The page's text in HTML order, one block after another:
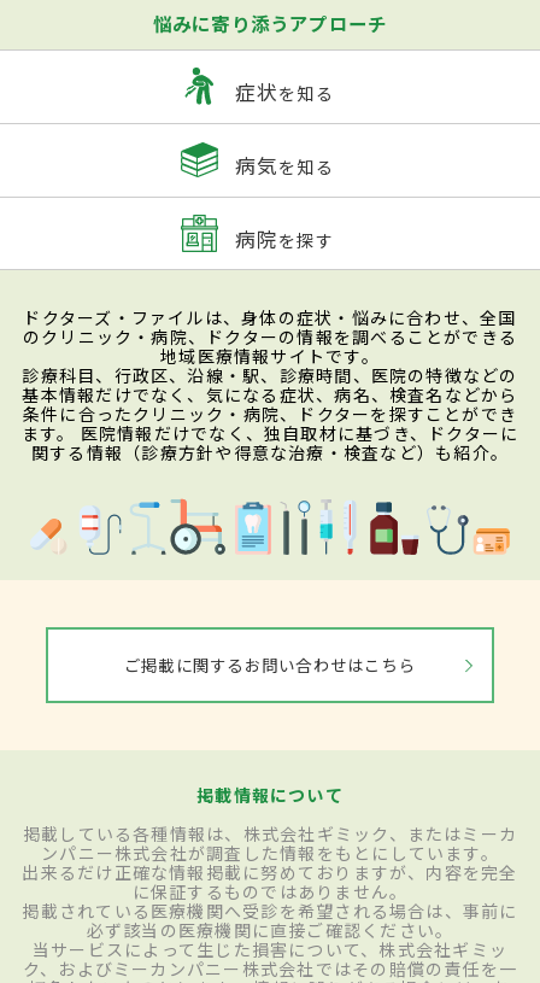
悩みに寄り添うアプローチ
症状を知る
病気を知る
病院を探す
ドクターズ・ファイルは、身体の症状・悩みに合わせ、全国
のクリニック・病院、ドクターの情報を調べることができる
地域医療情報サイトです。
診療科目、行政区、沿線・駅、診療時間、医院の特徴などの
基本情報だけでなく、気になる症状、病名、検査名などから
条件に合ったクリニック・病院、ドクターを探すことができ
ます。 医院情報だけでなく、独自取材に基づき、ドクターに
関する情報（診療方針や得意な治療・検査など）も紹介。
ご掲載に関するお問い合わせはこちら
掲載情報について
掲載している各種情報は、株式会社ギミック、またはミーカ
ンパニー株式会社が調査した情報をもとにしています。
出来るだけ正確な情報掲載に努めておりますが、内容を完全
に保証するものではありません。
掲載されている医療機関へ受診を希望される場合は、事前に
必ず該当の医療機関に直接ご確認ください。
当サービスによって生じた損害について、株式会社ギミッ
ク、およびミーカンパニー株式会社ではその賠償の責任を一